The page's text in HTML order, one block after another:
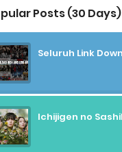
Posts (30 Days)